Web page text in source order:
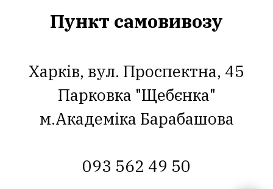
Пункт самовивозу
Харків, вул. Проспектна, 45
Парковка "Щебєнка"
м.Академіка Барабашова
093 562 49 50